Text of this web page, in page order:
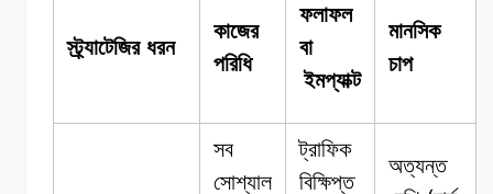
স্ট্র্যাটেজির ধরন
কাজের
পরিধি
ফলাফল
বা
ইমপ্যাক্ট
মানসিক
চাপ
সব
সোশ্যাল
ট্রাফিক
বিক্ষিপ্ত
অত্যন্ত